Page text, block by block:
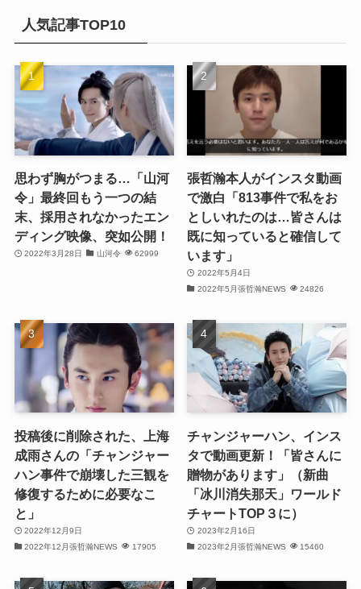
(25)
(23)
(31)
(29)
(30)
(32)
(32)
ブ
人気記事TOP10
思わず胸がつまる…「山河
令」最終回もう一つの結
末、採用されなかったエン
ディング映像、突如公開！
2022年3月28日 山河令 62999
張哲瀚本人がインスタ動画
で激白「813事件で私をお
としいれたのは…皆さんは
既に知っていると確信して
います」
2022年5月4日
2022年5月張哲瀚NEWS
24826
投稿後に削除された、上海
成雨さんの「チャンジャー
ハン事件で崩壊した三観を
修復するために必要なこ
と」
2022年12月9日
2022年12月張哲瀚NEWS
17905
チャンジャーハン、インス
タで動画更新！「皆さんに
贈物があります」（新曲
「冰川消失那天」ワールド
チャートTOP３に）
2023年2月16日
2023年2月張哲瀚NEWS
15460